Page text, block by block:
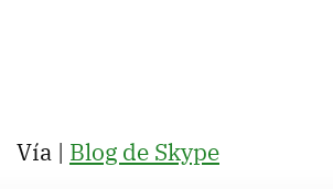
Vía | Blog de Skype